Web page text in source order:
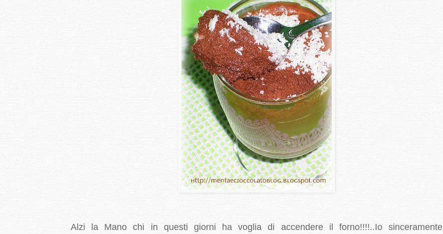
Alzi la Mano chi in questi giorni ha voglia di accendere il forno!!!!..Io sinceramente